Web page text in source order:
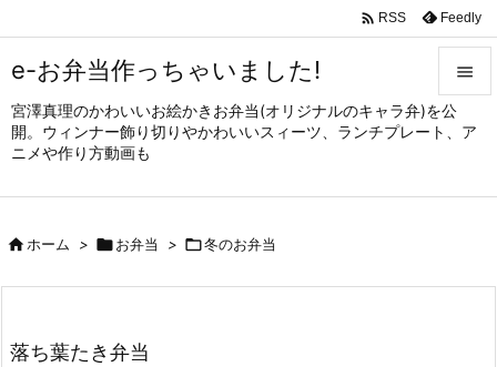
e-お弁当作っちゃいました!
宮澤真理のかわいいお絵かきお弁当(オリジナルのキャラ弁)を公
開。ウィンナー飾り切りやかわいいスィーツ、ランチプレート、ア
ニメや作り方動画も


メニュ
サイド

 RSS Feedly
ホーム > お弁当 > 冬のお弁当
落ち葉たき弁当